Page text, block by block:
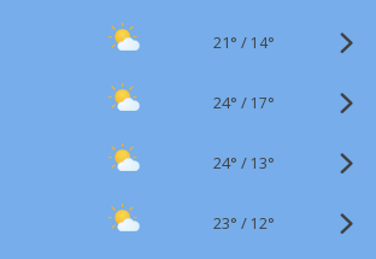
21° / 14°
24° / 17°
24° / 13°
23° / 12°